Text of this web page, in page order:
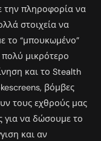
την πληροφορία να
στοιχεία να
το “μπουκωμένο”
πολύ μικρότερο
και το Stealth
βόμβες
τους εχθρούς μας
για να δώσουμε το
και αν